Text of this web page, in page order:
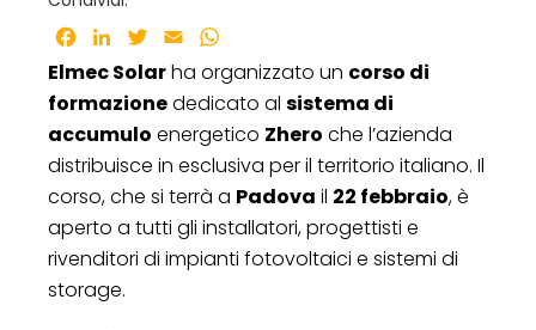
Facebook
LinkedInTwitter
Email
Elmec Solarha organizzato un corso di
formazionededicato al sistema di
accumulo energetico Zhero che l’azienda
distribuisce in esclusiva per il territorio italiano. Il
corso, che si terrà a Padova il 22 febbraio, è
aperto a tutti gli installatori, progettisti e
rivenditori di impianti fotovoltaici e sistemi di
storage.